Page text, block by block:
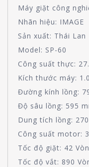
Máy giặt công
Nhãn hiệu: IMAGE
Sản xuất: Thái Lan
Model: SP-60
Công suất thực:
Kích thước máy:
Đường kính lồng:
Độ sâu lồng: 595
Dung tích lồng:
Công suất motor:
Tốc độ giặt: 42
Tốc độ vắt: 890